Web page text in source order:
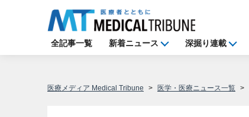
全記事一覧 新着ニュース 深掘り連載
医療メディア Medical Tribune 医学・医療ニュース一覧